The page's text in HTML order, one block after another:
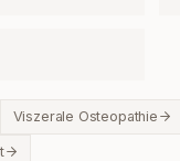
Viszerale Osteopathie